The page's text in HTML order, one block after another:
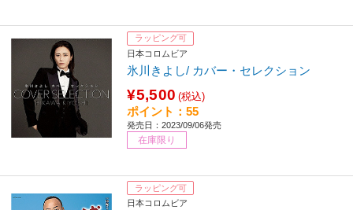
ラッピング可
日本コロムビア
氷川きよし/ カバー・セレクション
¥5,500 (税込)
ポイント：55
発売日：2023/09/06発売
在庫限り
ラッピング可
日本コロムビア